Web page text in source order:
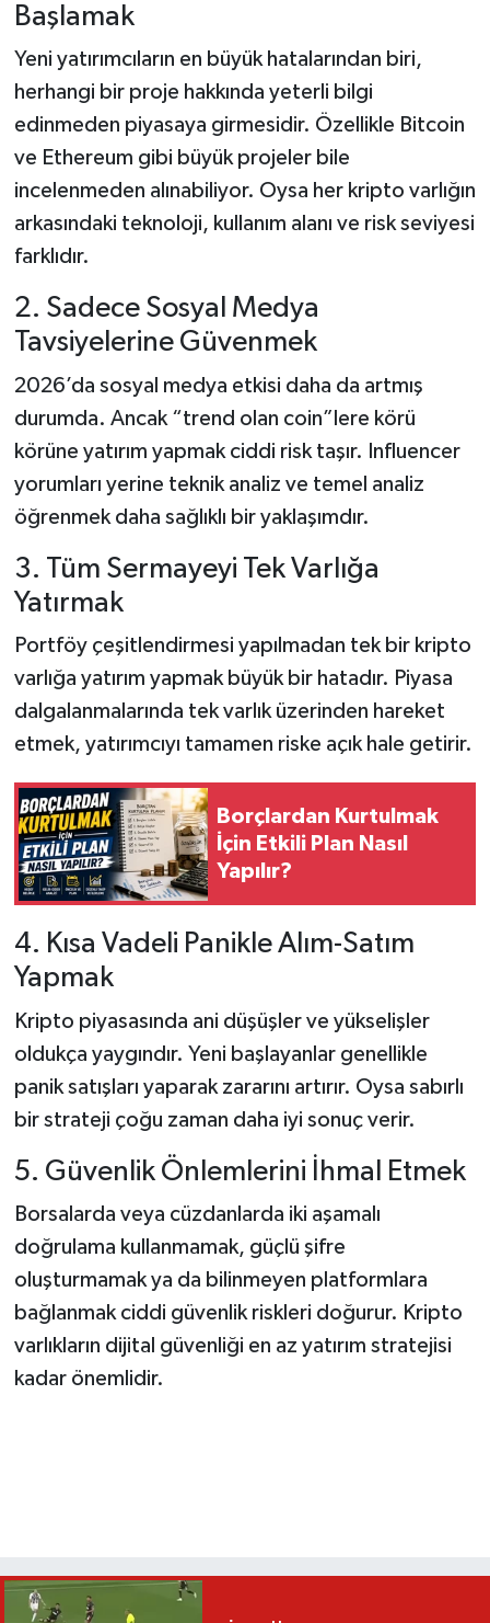
Başlamak
Yeni yatırımcıların en büyük hatalarından biri,
herhangi bir proje hakkında yeterli bilgi
edinmeden piyasaya girmesidir. Özellikle Bitcoin
ve Ethereum gibi büyük projeler bile
incelenmeden alınabiliyor. Oysa her kripto varlığın
arkasındaki teknoloji, kullanım alanı ve risk seviyesi
farklıdır.
2. Sadece Sosyal Medya
Tavsiyelerine Güvenmek
2026’da sosyal medya etkisi daha da artmış
durumda. Ancak “trend olan coin”lere körü
körüne yatırım yapmak ciddi risk taşır. Influencer
yorumları yerine teknik analiz ve temel analiz
öğrenmek daha sağlıklı bir yaklaşımdır.
3. Tüm Sermayeyi Tek Varlığa
Yatırmak
Portföy çeşitlendirmesi yapılmadan tek bir kripto
varlığa yatırım yapmak büyük bir hatadır. Piyasa
dalgalanmalarında tek varlık üzerinden hareket
etmek, yatırımcıyı tamamen riske açık hale getirir.
Borçlardan Kurtulmak
İçin Etkili Plan Nasıl
Yapılır?
4. Kısa Vadeli Panikle Alım-Satım
Yapmak
Kripto piyasasında ani düşüşler ve yükselişler
oldukça yaygındır. Yeni başlayanlar genellikle
panik satışları yaparak zararını artırır. Oysa sabırlı
bir strateji çoğu zaman daha iyi sonuç verir.
5. Güvenlik Önlemlerini İhmal Etmek
Borsalarda veya cüzdanlarda iki aşamalı
doğrulama kullanmamak, güçlü şifre
oluşturmamak ya da bilinmeyen platformlara
bağlanmak ciddi güvenlik riskleri doğurur. Kripto
varlıkların dijital güvenliği en az yatırım stratejisi
kadar önemlidir.